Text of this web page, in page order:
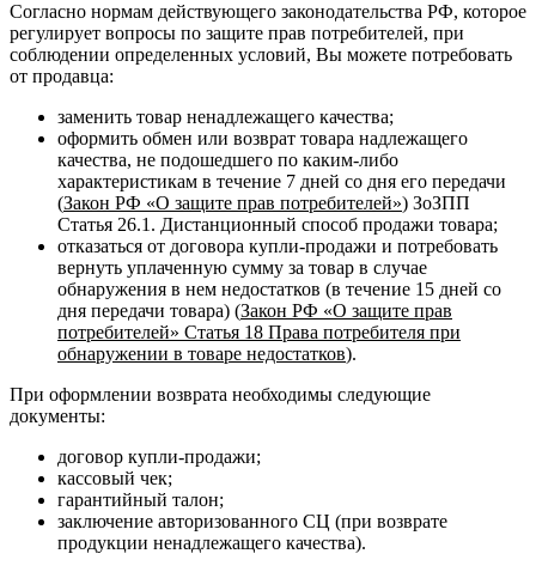
Согласно нормам действующего законодательства РФ, которое
регулирует вопросы по защите прав потребителей, при
соблюдении определенных условий, Вы можете потребовать
от продавца:
заменить товар ненадлежащего качества;
оформить обмен или возврат товара надлежащего
качества, не подошедшего по каким-либо
характеристикам в течение 7 дней со дня его передачи
(Закон РФ «О защите прав потребителей») ЗоЗПП
Статья 26.1. Дистанционный способ продажи товара;
отказаться от договора купли-продажи и потребовать
вернуть уплаченную сумму за товар в случае
обнаружения в нем недостатков (в течение 15 дней со
дня передачи товара) (Закон РФ «О защите прав
потребителей» Статья 18 Права потребителя при
обнаружении в товаре недостатков).
При оформлении возврата необходимы следующие
документы:
договор купли-продажи;
кассовый чек;
гарантийный талон;
заключение авторизованного СЦ (при возврате
продукции ненадлежащего качества).